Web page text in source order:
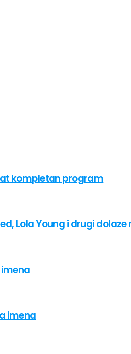
kompletan program
Lola Young i drugi
imena
imena